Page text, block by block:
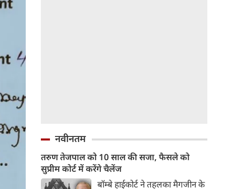
नवीनतम
तरुण तेजपाल को 10 साल की सजा, फैसले को
सुप्रीम कोर्ट में करेंगे चैलेंज
बॉम्बे हाईकोर्ट ने तहलका मैगजीन के